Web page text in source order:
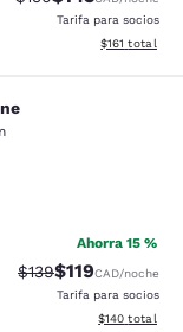
Tarifa para socios
Ver detalles
$161 total
1889 reseñas
Ahorra 15 %
Precio tachado:
$139Precio con
$119CAD/noche
Tarifa para socios
Ver detalles
$140 total